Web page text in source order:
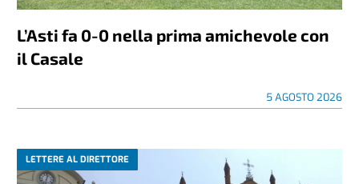
L’Asti fa 0-0 nella prima amichevole con
il Casale
5 AGOSTO 2026
LETTERE AL DIRETTORE